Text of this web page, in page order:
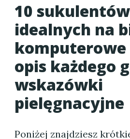
10 sukulentów
idealnych na
opis każdego
wskazówki
pielęgnacyjne
Poniżej znajdziesz